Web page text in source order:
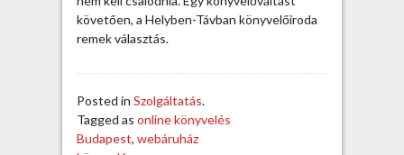
n
m
l
e
követően, a Helyben-Távban könyvelőiroda
remek választás.
Posted in Szolgáltatás.
Tagged as online könyvelés
Budapest, webáruház